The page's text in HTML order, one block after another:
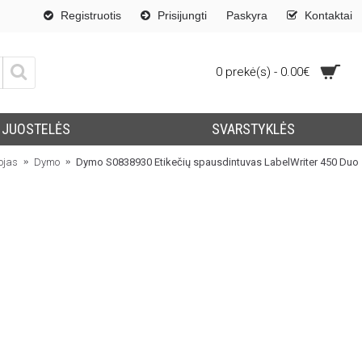
Registruotis Prisijungti Paskyra Kontaktai
0 prekė(s) - 0.00€
JUOSTELĖS SVARSTYKLĖS
Dymo Dymo S0838930 Etikečių spausdintuvas LabelWriter 450 Duo